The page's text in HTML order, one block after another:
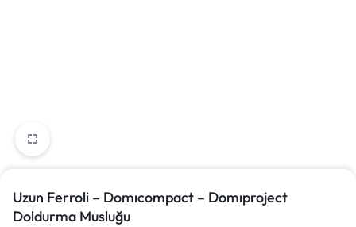
Uzun Ferroli – Domıcompact – Domıproject
Doldurma Musluğu